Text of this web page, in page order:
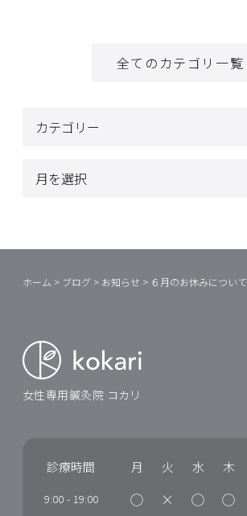
全てのカテゴリ一覧
ホーム > ブログ > お知らせ > ６月のお休みについて
女性専用鍼灸院 コカリ
診療時間 月 火 水 木
9:00 - 19:00 ◯ × ◯ ◯